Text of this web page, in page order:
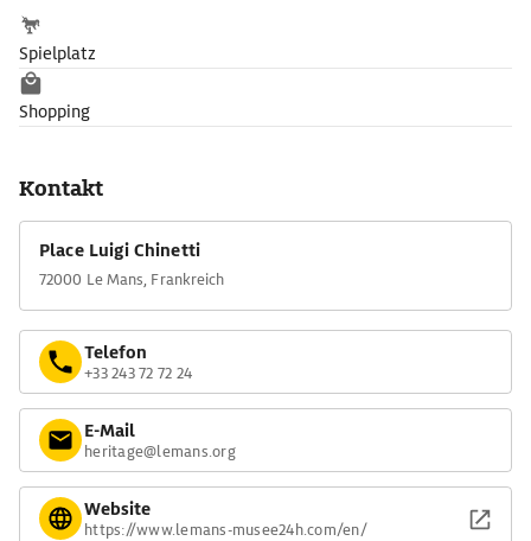
Spielplatz
Shopping
Kontakt
Place Luigi Chinetti
72000 Le Mans, Frankreich
Telefon
+33 243 72 72 24
E-Mail
heritage@lemans.org
Website
https://www.lemans-musee24h.com/en/